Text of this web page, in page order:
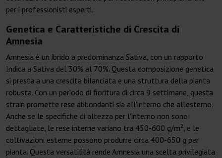
per i professionisti esperti.
Genetica e Caratteristiche di Crescita di
Amnesia
Amnesia è un ibrido a predominanza Sativa, con un rapporto
Indica a Sativa del 30% al 70%. Questa composizione genetica
si presta a una crescita bilanciata e una struttura della pianta
robusta. Con un periodo di fioritura di circa 9 settimane, questa
strain promette rese abbondanti sia all'interno che all'esterno.
Anche se le specifiche di altezza per l'interno non sono
dettagliate, le rese interne variano tra 450-600 g/m², e le
coltivazioni esterne possono produrre circa 400-650 g per
pianta. Questa versatilità rende Amnesia una scelta privilegiata